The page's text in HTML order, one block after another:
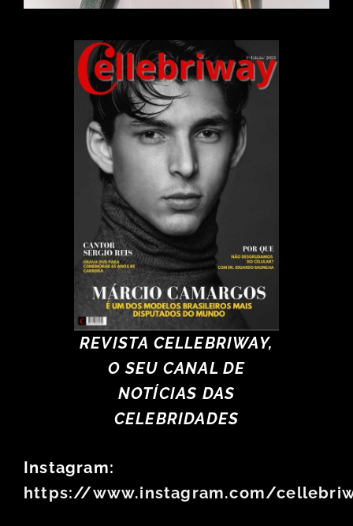
REVISTA CELLEBRIWAY,
O SEU CANAL DE
NOTÍCIAS DAS
CELEBRIDADES
Instagram:
https://www.instagram.com/